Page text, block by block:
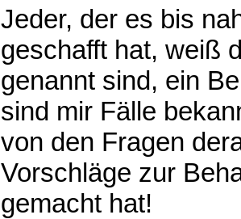
Jeder, der es bis
geschafft hat, weiß
genannt sind, ein
sind mir Fälle
von den Fragen
Vorschläge zur
gemacht hat!